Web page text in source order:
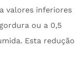
valores inferiores
ou a 0,5
Esta redução